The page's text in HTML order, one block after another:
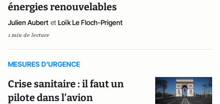
énergies renouvelables
Julien Aubert et Loïk Le Floch-Prigent
1 min de lecture
MESURES D'URGENCE
Crise sanitaire : il faut un
pilote dans l’avion